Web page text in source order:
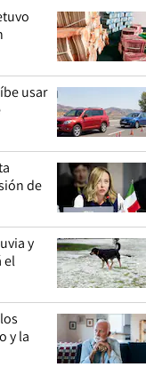
usar
de
y
el
y la